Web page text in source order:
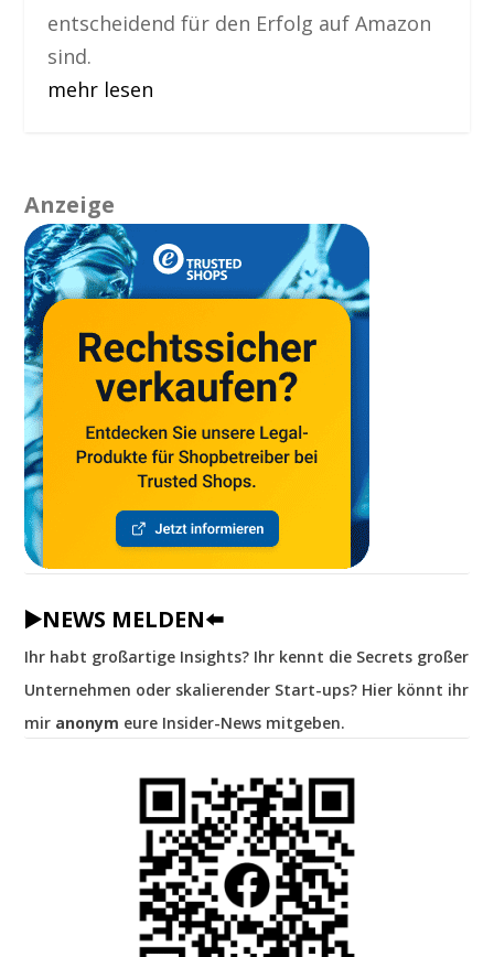
entscheidend für den Erfolg auf Amazon
sind.
mehr lesen
Anzeige
▶️NEWS MELDEN⬅️
Ihr habt großartige Insights? Ihr kennt die Secrets großer
Unternehmen oder skalierender Start-ups? Hier könnt ihr
mir anonym eure Insider-News mitgeben.